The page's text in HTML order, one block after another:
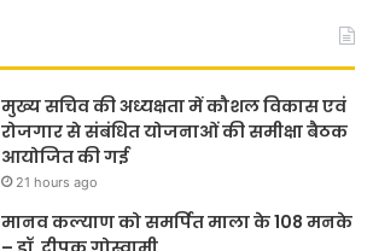
मुख्य सचिव की अध्यक्षता में कौशल विकास एवं
रोजगार से संबंधित योजनाओं की समीक्षा बैठक
आयोजित की गई
21 hours ago
मानव कल्याण को समर्पित माला के 108 मनके